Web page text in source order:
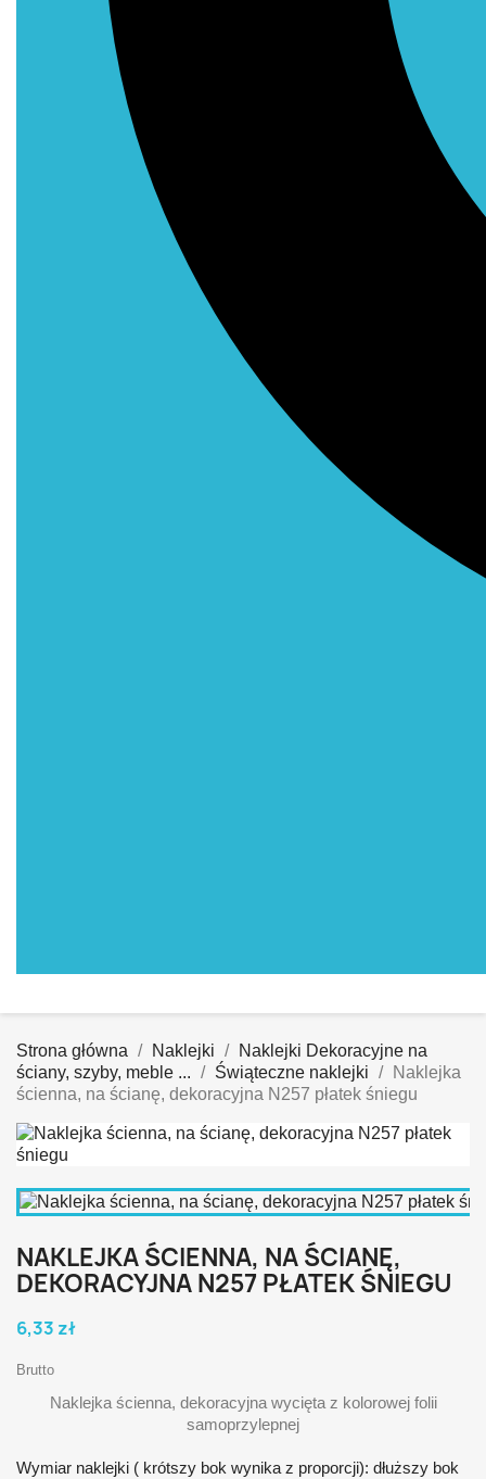
Strona główna Naklejki
Naklejki Dekoracyjne na
ściany, szyby, meble ...
Świąteczne naklejki
Naklejka
ścienna, na ścianę, dekoracyjna N257 płatek śniegu
NAKLEJKA ŚCIENNA, NA ŚCIANĘ,
DEKORACYJNA N257 PŁATEK ŚNIEGU
6,33 zł
Brutto
Naklejka ścienna, dekoracyjna wycięta z kolorowej folii
samoprzylepnej
Wymiar naklejki ( krótszy bok wynika z proporcji): dłuższy bok